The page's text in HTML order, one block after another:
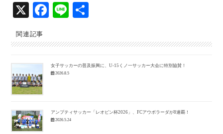
X
Fa
bo
Li
関連記事
女子サッカーの普及振興に、U-15くノ一サッカー大会に特別協賛！
2026.8.5
アンプティサッカー「レオピン杯2026」、FCアウボラーダが8連覇！
2026.5.24